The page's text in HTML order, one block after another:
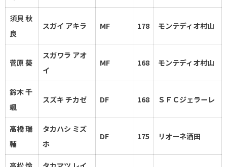
須貝 秋
良
スガイ アキラ MF 178 モンテディオ村山
菅原 葵
スガワラ アオ
イ
MF 168 モンテディオ村山
鈴木 千
颯
スズキ チカゼ DF 168 ＳＦＣジェラーレ
高橋 瑞
輔
タカハシ ミズ
ホ
DF 175 リオーネ酒田